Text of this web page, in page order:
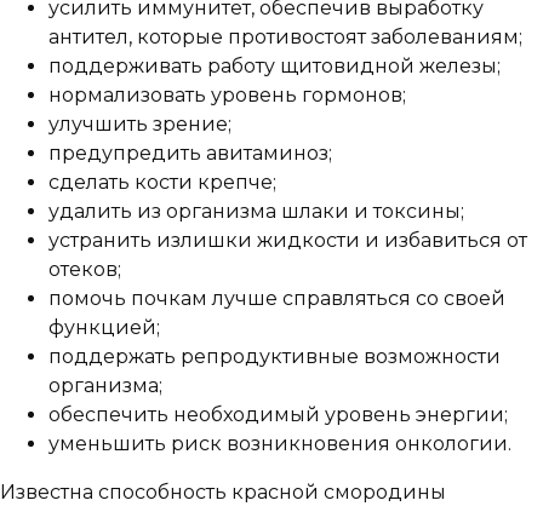
усилить иммунитет, обеспечив выработку
антител, которые противостоят заболеваниям;
поддерживать работу щитовидной железы;
нормализовать уровень гормонов;
улучшить зрение;
предупредить авитаминоз;
сделать кости крепче;
удалить из организма шлаки и токсины;
устранить излишки жидкости и избавиться от
отеков;
помочь почкам лучше справляться со своей
функцией;
поддержать репродуктивные возможности
организма;
обеспечить необходимый уровень энергии;
уменьшить риск возникновения онкологии.
Известна способность красной смородины